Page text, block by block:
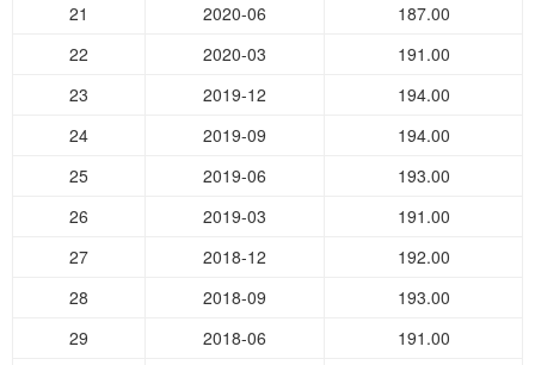
21
2020-06
187.00
22
2020-03
191.00
23
2019-12
194.00
24
2019-09
194.00
25
2019-06
193.00
26
2019-03
191.00
27
2018-12
192.00
28
2018-09
193.00
29
2018-06
191.00